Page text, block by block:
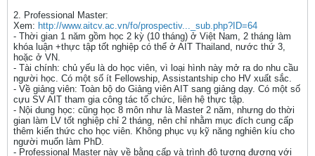
2. Professional Master:
Xem: http://www.aitcv.ac.vn/fo/prospectiv..._sub.php?ID=64
- Thời gian 1 năm gồm học 2 kỳ (10 tháng) ở Việt Nam, 2 tháng làm
khóa luận +thực tập tốt nghiệp có thể ở AIT Thailand, nước thứ 3,
hoặc ở VN.
- Tài chính: chủ yếu là do học viên, vì loại hình này mở ra do nhu cầu
người học. Có một số ít Fellowship, Assistantship cho HV xuất sắc.
- Về giảng viên: Toàn bộ do Giảng viên AIT sang giảng dạy. Có một số
cựu SV AIT tham gia công tác tổ chức, liên hệ thực tập.
- Nội dung học: cũng học 8 môn như là Master 2 năm, nhưng do thời
gian làm LV tốt nghiệp chỉ 2 tháng, nên chỉ nhằm mục đích cung cấp
thêm kiến thức cho học viên. Không phục vụ kỹ năng nghiên kíu cho
người muốn làm PhD.
- Professional Master này về bằng cấp và trình độ tương đương với